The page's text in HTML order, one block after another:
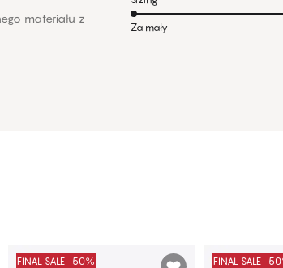
materiału z
Za mały
FINAL SALE -50% FINAL SALE -